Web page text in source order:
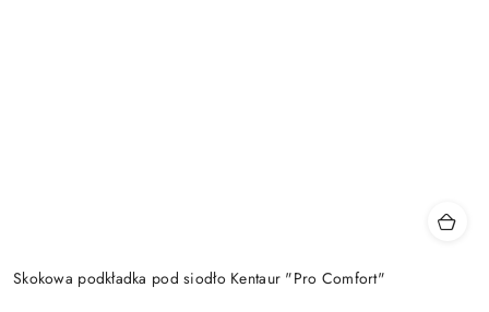
Skokowa podkładka pod siodło Kentaur "Pro Comfort"